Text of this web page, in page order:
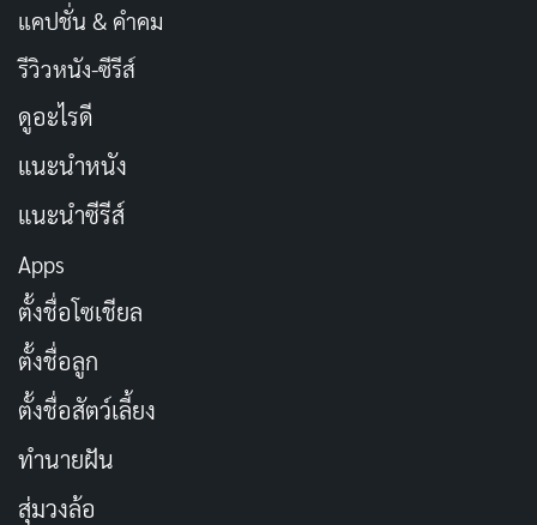
แคปชั่น & คำคม
รีวิวหนัง-ซีรีส์
ดูอะไรดี
แนะนำหนัง
แนะนำซีรีส์
Apps
ตั้งชื่อโซเชียล
ตั้งชื่อลูก
ตั้งชื่อสัตว์เลี้ยง
ทำนายฝัน
สุ่มวงล้อ